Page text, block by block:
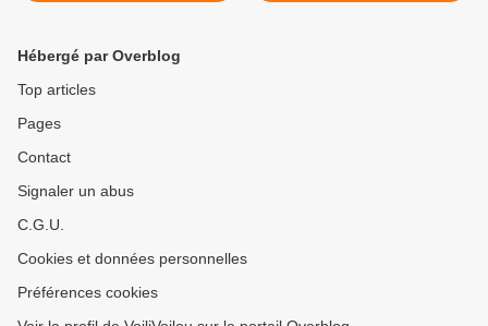
Hébergé par Overblog
Top articles
Pages
Contact
Signaler un abus
C.G.U.
Cookies et données personnelles
Préférences cookies